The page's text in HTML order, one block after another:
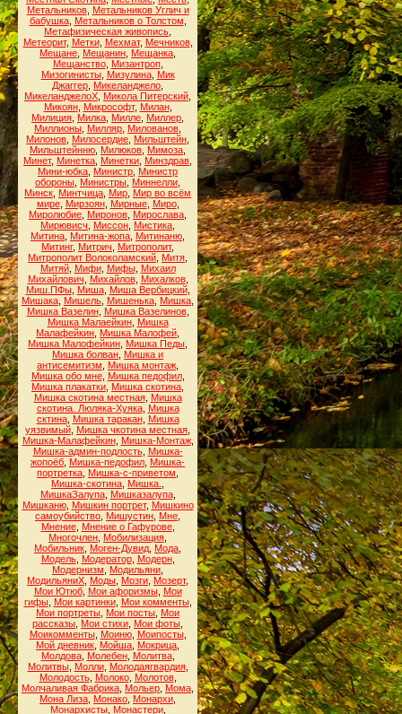
Метальников, Метальников Углич и
бабушка, Метальников о Толстом
Метафизическая живопись
Метеорит, Метки, Мехмат, Мечников,
Мещане Мещанин Мещанка
Мещанство, Мизантроп,
Мизогинисты, Мизулина, Мик
Джаггер Микеланджело
МикеланджелоХ Микола Питерский
Микоян, Микрософт, Милан,
Милиция Милка Милле Миллер
Миллионы Милляр Милованов
Милонов Милосердие Мильштейн
Мильштейнню Милюков Мимоза
Минет, Минетка Минетки Минздрав
Мини-юбка Министр Министр
обороны Министры Миннелли
Минск Минтчица Мир Мир во всём
мире, Мирзоян, Мирные, Миро,
Миролюбие Миронов Мирослава
Мирювисч
Миссон Мистика
Митина Митина-жопа Митинаню
Митинг, Митрич Митрополит,
Митрополит Волоколамский Митя
Митяй, Мифи, Мифы, Михаил
Михайлович
Михайлов, Михалков,
Миш.ПФы, Миша, Миша Вербицкий,
Мишака Мишель Мишенька Мишка
Мишка Вазелин, Мишка Вазелинов,
Мишка Малаейкин, Мишка
Малафейкин Мишка Малофей
Мишка Малофейкин Мишка Педы
Мишка болван Мишка и
антисемитизм
Мишка монтаж
Мишка обо мне, Мишка педофил,
Мишка плакатки Мишка скотина
Мишка скотина местная, Мишка
скотина. Люляка-Хуяка, Мишка
сктина, Мишка таракан, Мишка
уязвимый Мишка чкотина местная
Мишка-Малафейкин, Мишка-Монтаж,
Мишка-админ-подлость, Мишка-
жопоёб Мишка-педофил Мишка-
портретка Мишка-с-приветом
Мишка-скотина Мишка.
МишкаЗалупа, Мишказалупа,
Мишканю, Мишкин портрет, Мишкино
самоубийство Мишустин Мне
Мнение, Мнение о Гафурове,
Многочлен Мобилизация
Мобильник Моген-Дувид Мода
Модель, Модератор, Модерн,
Модернизм
Модильяни
МодильяниХ Моды Мозги Мозерт,
Мои Ютюб, Мои афоризмы, Мои
гифы, Мои картинки, Мои комменты,
Мои портреты Мои посты Мои
рассказы Мои стихи Мои фоты
Моикомменты, Моиню, Моипосты,
Мой дневник Мойша Мокрица
Молдова, Молебен, Молитва,
Молитвы, Молли, Молодаягвардия,
Молодость, Молоко, Молотов,
Молчаливая Фабрика Мольер Мома
Мона Лиза Монако Монархи
Монархисты, Монастери,